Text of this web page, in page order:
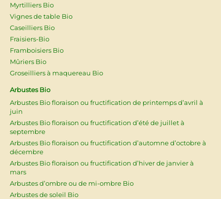
Myrtilliers Bio
Vignes de table Bio
Caseilliers Bio
Fraisiers-Bio
Framboisiers Bio
Mûriers Bio
Groseilliers à maquereau Bio
Arbustes Bio
Arbustes Bio floraison ou fructification de printemps d’avril à
juin
Arbustes Bio floraison ou fructification d’été de juillet à
septembre
Arbustes Bio floraison ou fructification d’automne d’octobre à
décembre
Arbustes Bio floraison ou fructification d’hiver de janvier à
mars
Arbustes d’ombre ou de mi-ombre Bio
Arbustes de soleil Bio